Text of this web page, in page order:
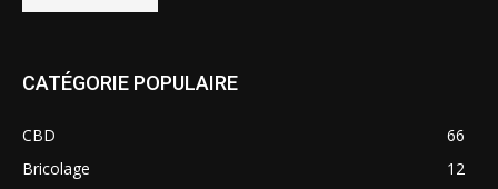
CATÉGORIE POPULAIRE
CBD
66
Bricolage
12